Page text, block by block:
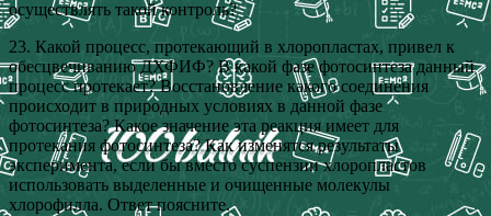
осуществлять такой контроль?
23. Какой процесс, протекающий в хлоропластах, привел к
обесцвечиванию ДХФИФ? В какой фазе фотосинтеза данный
процесс протекает? Восстановление какого соединения
происходит в природных условиях в данной фазе
фотосинтеза? Какое значение эта реакция имеет для
протекания фотосинтеза? Как изменятся результаты
эксперимента, если бы вместо суспензии хлоропластов
использовать выделенные и очищенные молекулы
хлорофилла. Ответ поясните.